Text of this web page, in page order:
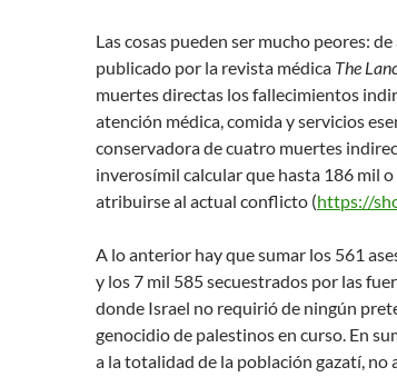
Las cosas pueden ser mucho peores:
publicado por la revista médica The
muertes directas los fallecimientos
atención médica, comida y servicios
conservadora de cuatro muertes
inverosímil calcular que hasta 186 mil
atribuirse al actual conflicto (https://
A lo anterior hay que sumar los 561
y los 7 mil 585 secuestrados por las
donde Israel no requirió de ningún
genocidio de palestinos en curso. En
a la totalidad de la población gazatí, no